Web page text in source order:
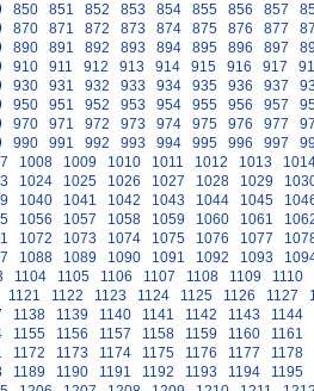
850 851 852 853 854 855 856 857
870 871 872 873 874 875 876 877
890 891 892 893 894 895 896 897
910 911 912 913 914 915 916 917
930 931 932 933 934 935 936 937
950 951 952 953 954 955 956 957
970 971 972 973 974 975 976 977
990 991 992 993 994 995 996 997
1008 1009 1010 1011 1012 1013
1024 1025 1026 1027 1028 1029
1040 1041 1042 1043 1044 1045
1056 1057 1058 1059 1060 1061
1072 1073 1074 1075 1076 1077
1088 1089 1090 1091 1092 1093
1104 1105 1106 1107 1108 1109
1110
1121 1122 1123 1124 1125 1126 1127
1138 1139 1140 1141 1142 1143
1144
1155 1156 1157 1158 1159 1160
1161
1172 1173 1174 1175 1176 1177
1178
1189 1190 1191 1192 1193 1194
1195